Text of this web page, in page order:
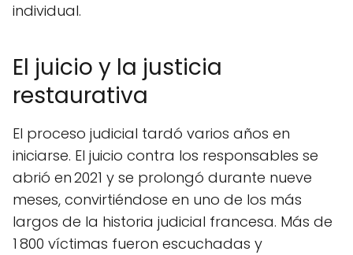
individual.
El juicio y la justicia
restaurativa
El proceso judicial tardó varios años en
iniciarse. El juicio contra los responsables se
abrió en 2021 y se prolongó durante nueve
meses, convirtiéndose en uno de los más
largos de la historia judicial francesa. Más de
1 800 víctimas fueron escuchadas y